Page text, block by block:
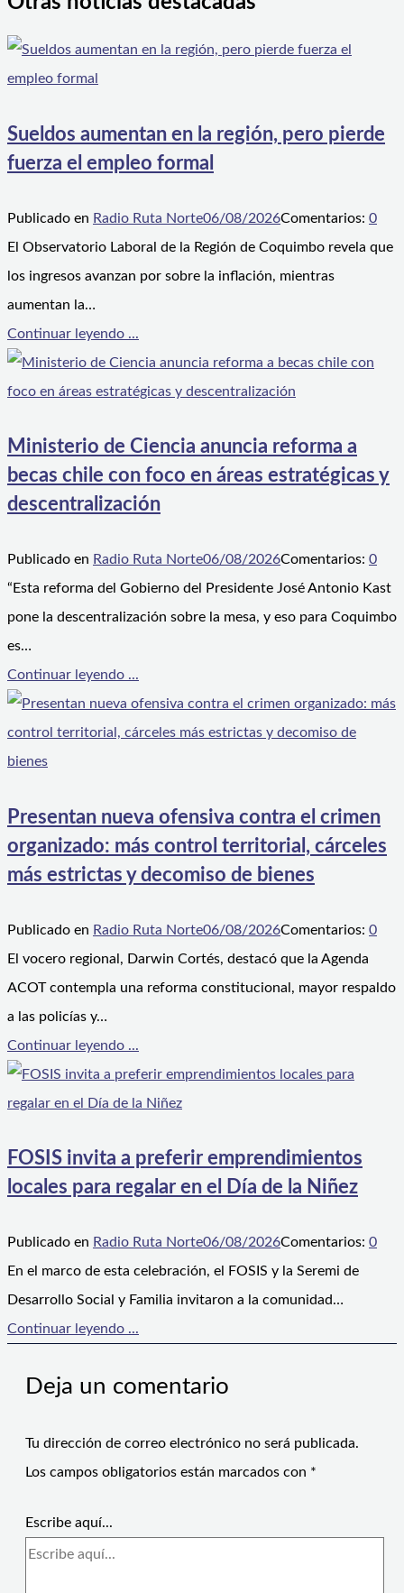
Sueldos aumentan en la región, pero pierde
fuerza el empleo formal
Publicado en Radio Ruta Norte06/08/2026Comentarios: 0
El Observatorio Laboral de la Región de Coquimbo revela que
los ingresos avanzan por sobre la inflación, mientras
aumentan la…
Continuar leyendo ...
Ministerio de Ciencia anuncia reforma a
becas chile con foco en áreas estratégicas y
descentralización
Publicado en Radio Ruta Norte06/08/2026Comentarios: 0
“Esta reforma del Gobierno del Presidente José Antonio Kast
pone la descentralización sobre la mesa, y eso para Coquimbo
es…
Continuar leyendo ...
Presentan nueva ofensiva contra el crimen
organizado: más control territorial, cárceles
más estrictas y decomiso de bienes
Publicado en Radio Ruta Norte06/08/2026Comentarios: 0
El vocero regional, Darwin Cortés, destacó que la Agenda
ACOT contempla una reforma constitucional, mayor respaldo
a las policías y…
Continuar leyendo ...
FOSIS invita a preferir emprendimientos
locales para regalar en el Día de la Niñez
Publicado en Radio Ruta Norte06/08/2026Comentarios: 0
En el marco de esta celebración, el FOSIS y la Seremi de
Desarrollo Social y Familia invitaron a la comunidad…
Continuar leyendo ...
Deja un comentario
Tu dirección de correo electrónico no será publicada.
Los campos obligatorios están marcados con *
Escribe aquí...